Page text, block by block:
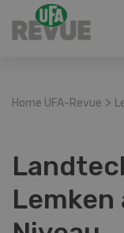
Home UFA-Revue >